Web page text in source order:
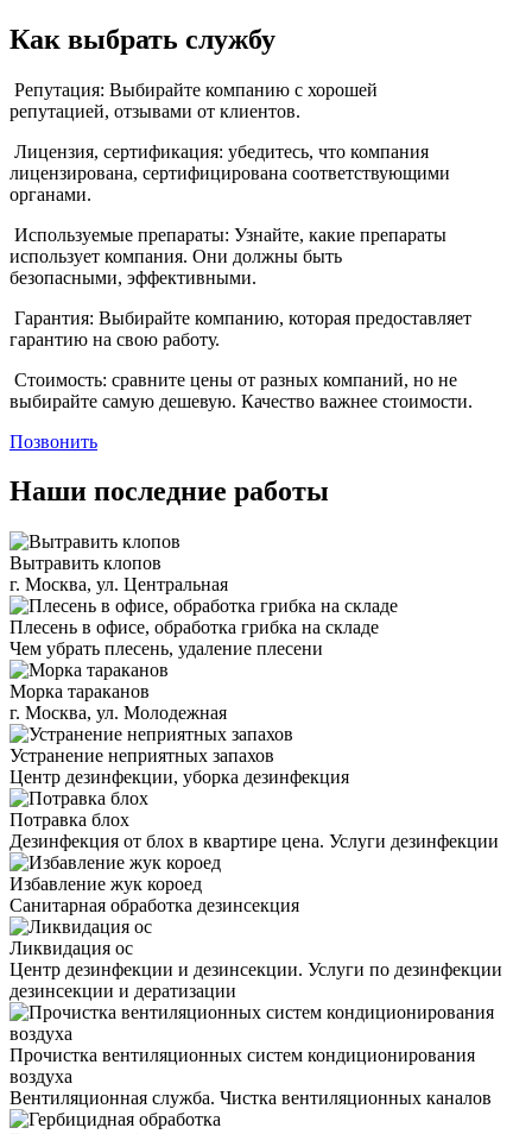
Как выбрать службу
Репутация: Выбирайте компанию с хорошей
репутацией, отзывами от клиентов.
Лицензия, сертификация: убедитесь, что компания
лицензирована, сертифицирована соответствующими
органами.
Используемые препараты: Узнайте, какие препараты
использует компания. Они должны быть
безопасными, эффективными.
Гарантия: Выбирайте компанию, которая предоставляет
гарантию на свою работу.
Стоимость: сравните цены от разных компаний, но не
выбирайте самую дешевую. Качество важнее стоимости.
Позвонить
Наши последние работы
Вытравить клопов
г. Москва, ул. Центральная
Плесень в офисе, обработка грибка на складе
Чем убрать плесень, удаление плесени
Морка тараканов
г. Москва, ул. Молодежная
Устранение неприятных запахов
Центр дезинфекции, уборка дезинфекция
Потравка блох
Дезинфекция от блох в квартире цена. Услуги дезинфекции
Избавление жук короед
Санитарная обработка дезинсекция
Ликвидация ос
Центр дезинфекции и дезинсекции. Услуги по дезинфекции
дезинсекции и дератизации
Прочистка вентиляционных систем кондиционирования
воздуха
Вентиляционная служба. Чистка вентиляционных каналов